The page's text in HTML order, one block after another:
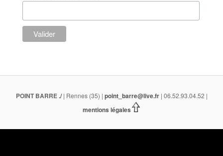
POINT BARRE./| Rennes (35) | point_barre@live.fr| 06.52.93.04.52 |
mentions légales